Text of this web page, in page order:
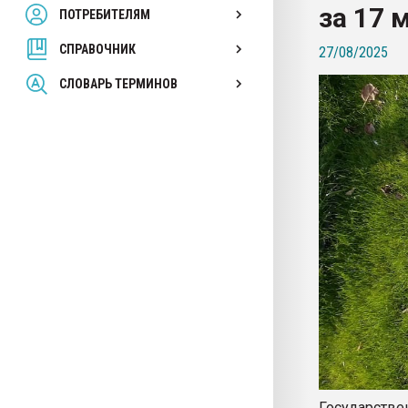
ПОТРЕБИТЕЛЯМ
СПРАВОЧНИК
СЛОВАРЬ ТЕРМИНОВ
Armaloy PC/ABS-1IM
за 17
27/08/2025